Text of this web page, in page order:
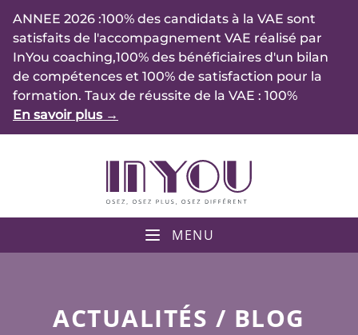
ANNEE 2026 :100% des candidats à la VAE sont
satisfaits de l'accompagnement VAE réalisé par
InYou coaching,100% des bénéficiaires d'un bilan
de compétences et 100% de satisfaction pour la
formation. Taux de réussite de la VAE : 100%
En savoir plus →
MENU
ACTUALITÉS / BLOG